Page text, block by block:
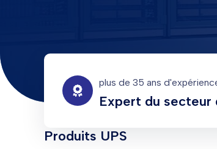
plus de 35 ans
Expert du secteur
Produits UPS